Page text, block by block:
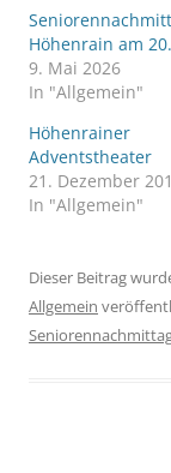
Höhenrain am
9. Mai 2026
In "Allgemein"
Höhenrainer
Adventstheater
21. Dezember
In "Allgemein"
Dieser Beitrag
Allgemein